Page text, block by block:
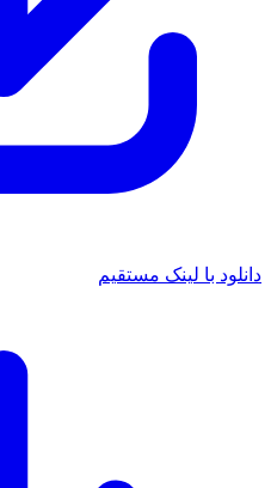
دانلود با لینک مستقیم